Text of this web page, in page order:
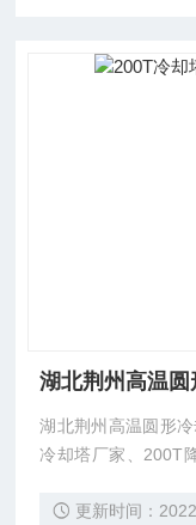
湖北荆州高温
湖北荆州高温圆形
冷却塔厂家、200T
冷却设备有限公司
更新时间：